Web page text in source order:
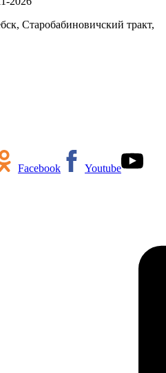
Старобабиновичский тракт,
Facebook Youtube